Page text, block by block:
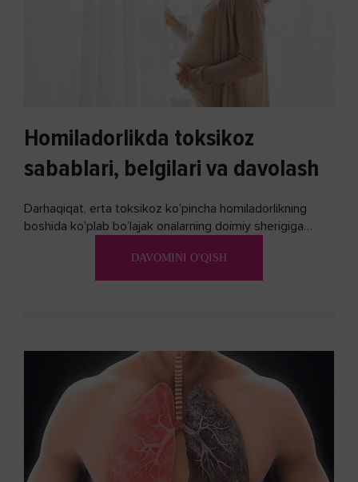
Homiladorlikda toksikoz
sabablari, belgilari va davolash
Darhaqiqat, erta toksikoz ko'pincha homiladorlikning
boshida ko'plab bo’lajak onalarning doimiy sherigiga
biron bir usuli bormi?DAVOMINI O'QISH